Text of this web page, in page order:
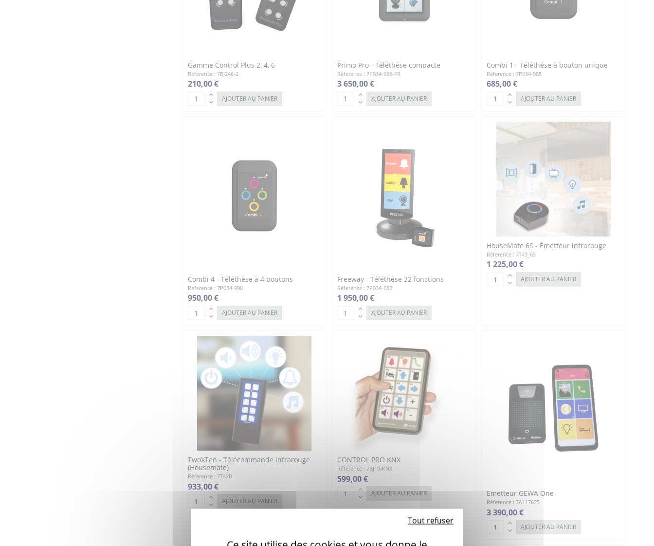
Gamme Control Plus 2, 4, 6
Réference : 7BJ246-2
210,00 €
AJOUTER AU PANIER
Primo Pro - Téléthèse compacte
Réference : 7P034-998-FR
3 650,00 €
AJOUTER AU PANIER
Combi 1 - Téléthèse à bouton unique
Réference : 7P034-985
685,00 €
AJOUTER AU PANIER
Combi 4 - Téléthèse à 4 boutons
Réference : 7P034-990
950,00 €
AJOUTER AU PANIER
Freeway - Téléthèse 32 fonctions
Réference : 7P034-635
1 950,00 €
AJOUTER AU PANIER
HouseMate 6S - Émetteur infrarouge
Réference : 7T43_6S
1 225,00 €
AJOUTER AU PANIER
TwoXTen - Télécommande infrarouge
(Housemate)
Réference : 7T42B
933,00 €
AJOUTER AU PANIER
CONTROL PRO KNX
Réference : 7BJ19-KNX
599,00 €
AJOUTER AU PANIER Emetteur GEWA One
Réference : 7A117625
3 390,00 €
AJOUTER AU PANIER
Tout refuser